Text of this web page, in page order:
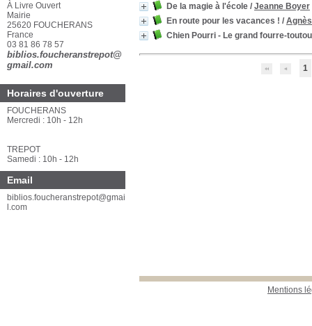
De la magie à l'école / Jeanne Boyer
En route pour les vacances ! /
Chien Pourri - Le grand fourre-
1
Mentions
À Livre Ouvert
Mairie
25620 FOUCHERANS
France
03 81 86 78 57
biblios.foucheranstrepot@
gmail.com
Horaires d'ouverture
FOUCHERANS
Mercredi : 10h - 12h
TREPOT
Samedi : 10h - 12h
Email
biblios.foucheranstrepot@gmai
l.com